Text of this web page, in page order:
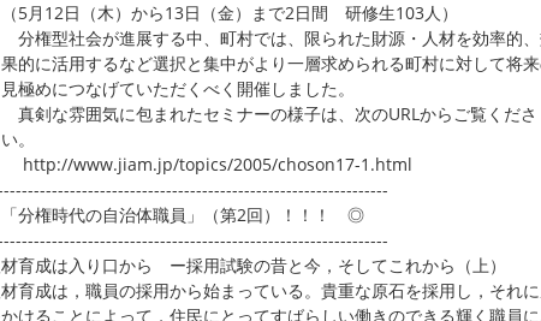
月12日（木）から13日（金）まで2日間 研修生103人）
型社会が進展する中、町村では、限られた財源・人材を効率的
に活用するなど選択と集中がより一層求められる町村に対して将
めにつなげていただくべく開催しました。
な雰囲気に包まれたセミナーの様子は、次のURLからご覧くださ
www.jiam.jp/topics/2005/choson17-1.html
権時代の自治体職員」（第2回）！！！ ◎
育成は入り口から ー採用試験の昔と今，そしてこれから（上）
育成は，職員の採用から始まっている。貴重な原石を採用し，それ
けることによって，住民にとってすばらしい働きのできる輝く職員